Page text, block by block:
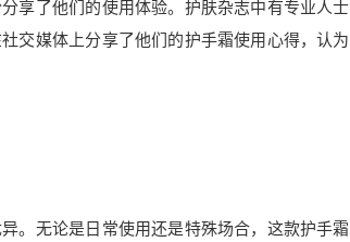
享了他们的使用体验。护肤杂志中有专业人士
交媒体上分享了他们的护手霜使用心得，认为
。无论是日常使用还是特殊场合，这款护手霜